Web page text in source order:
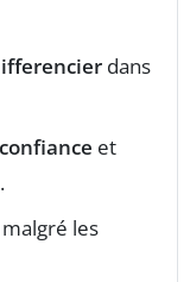
dans
et
malgré les